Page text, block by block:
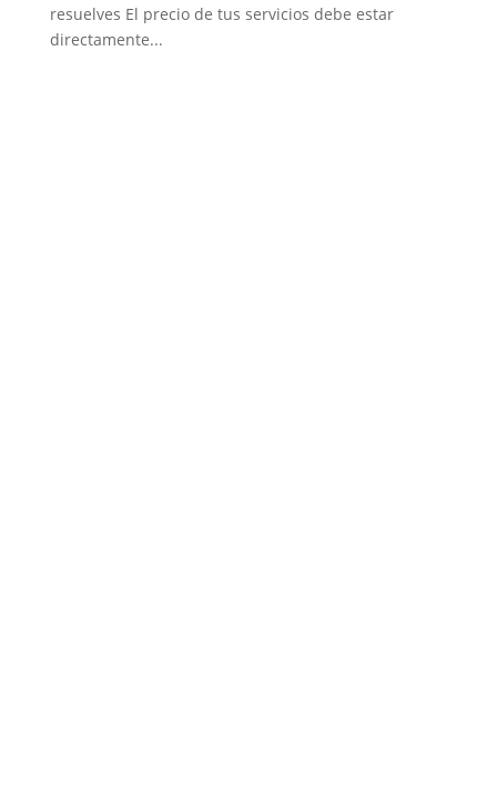
resuelves El precio de tus servicios debe estar
directamente...